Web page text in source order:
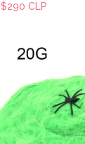
$290 CLP